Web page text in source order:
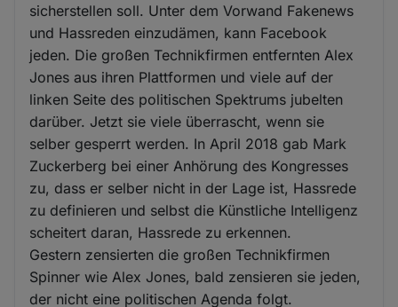
sicherstellen soll. Unter dem Vorwand Fakenews
und Hassreden einzudämen, kann Facebook
jeden. Die großen Technikfirmen entfernten Alex
Jones aus ihren Plattformen und viele auf der
linken Seite des politischen Spektrums jubelten
darüber. Jetzt sie viele überrascht, wenn sie
selber gesperrt werden. In April 2018 gab Mark
Zuckerberg bei einer Anhörung des Kongresses
zu, dass er selber nicht in der Lage ist, Hassrede
zu definieren und selbst die Künstliche Intelligenz
scheitert daran, Hassrede zu erkennen.
Gestern zensierten die großen Technikfirmen
Spinner wie Alex Jones, bald zensieren sie jeden,
der nicht eine politischen Agenda folgt.